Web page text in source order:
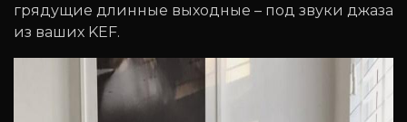
грядущие длинные выходные – под звуки джаза
из ваших KEF.